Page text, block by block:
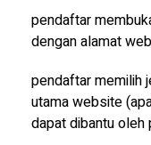
pendaftar
dengan alamat
pendaftar memilih
utama website
dapat dibantu oleh